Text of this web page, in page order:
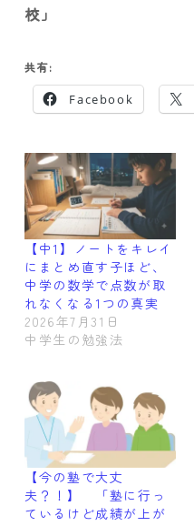
校」
共有:
Facebook
【中1】ノートをキレイ
にまとめ直す子ほど、
中学の数学で点数が取
れなくなる1つの真実
2026年7月31日
中学生の勉強法
【今の塾で大丈
夫？！】 「塾に行っ
ているけど成績が上が